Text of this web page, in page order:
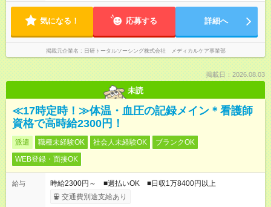
気になる！ 応募する 詳細へ
掲載元企業名 日研トータルソーシング株式会社 メディカルケア事業部
掲載日：2026.08.03
未読
≪17時定時！≫体温・血圧の記録メイン＊看護師
資格で高時給2300円！
派遣 職種未経験OK 社会人未経験OK
ブランクOK
WEB登録・面接OK
給与
時給2300円～ ■週払いOK ■日収1万8400円以上
交通費別途支給あり